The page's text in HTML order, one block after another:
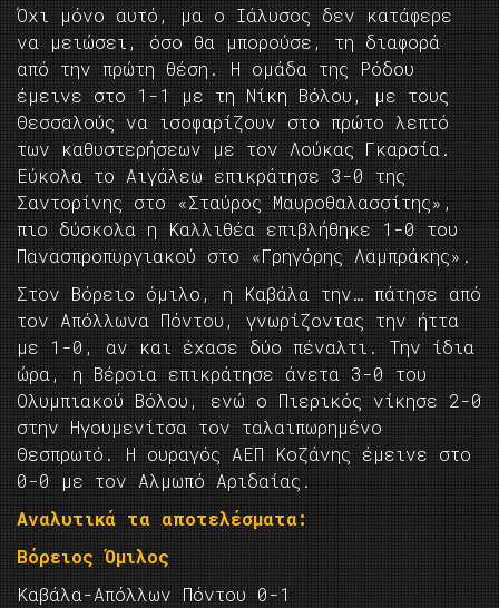
Όχι μόνο αυτό, μα ο Ιάλυσος δεν κατάφερε
να μειώσει, όσο θα μπορούσε, τη διαφορά
από την πρώτη θέση. Η ομάδα της Ρόδου
έμεινε στο 1-1 με τη Νίκη Βόλου, με τους
Θεσσαλούς να ισοφαρίζουν στο πρώτο λεπτό
των καθυστερήσεων με τον Λούκας Γκαρσία.
Εύκολα το Αιγάλεω επικράτησε 3-0 της
Σαντορίνης στο «Σταύρος Μαυροθαλασσίτης»,
πιο δύσκολα η Καλλιθέα επιβλήθηκε 1-0 του
Πανασπροπυργιακού στο «Γρηγόρης Λαμπράκης».
Στον Βόρειο όμιλο, η Καβάλα την… πάτησε από
τον Απόλλωνα Πόντου, γνωρίζοντας την ήττα
με 1-0, αν και έχασε δύο πέναλτι. Την ίδια
ώρα, η Βέροια επικράτησε άνετα 3-0 του
Ολυμπιακού Βόλου, ενώ ο Πιερικός νίκησε 2-0
στην Ηγουμενίτσα τον ταλαιπωρημένο
Θεσπρωτό. Η ουραγός ΑΕΠ Κοζάνης έμεινε στο
0-0 με τον Αλμωπό Αριδαίας.
Αναλυτικά τα αποτελέσματα:
Βόρειος Όμιλος
Καβάλα-Απόλλων Πόντου 0-1